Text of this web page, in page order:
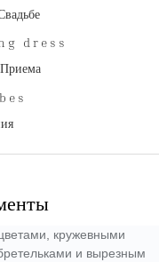
кружевными
и вырезным